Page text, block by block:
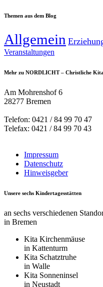
Themen aus dem Blog
Allgemein
Veranstaltungen
Mehr zu NORDLICHT – Christliche
Am Mohrenshof 6
28277 Bremen
Telefon: 0421 / 84 99 70 47
Telefax: 0421 / 84 99 70 43
Impressum
Datenschutz
Hinweisgeber
Unsere sechs Kindertagesstätten
an sechs verschiedenen
in Bremen
Kita Kirchenmäuse
in Kattenturm
Kita Schatztruhe
in Walle
Kita Sonneninsel
in Neustadt